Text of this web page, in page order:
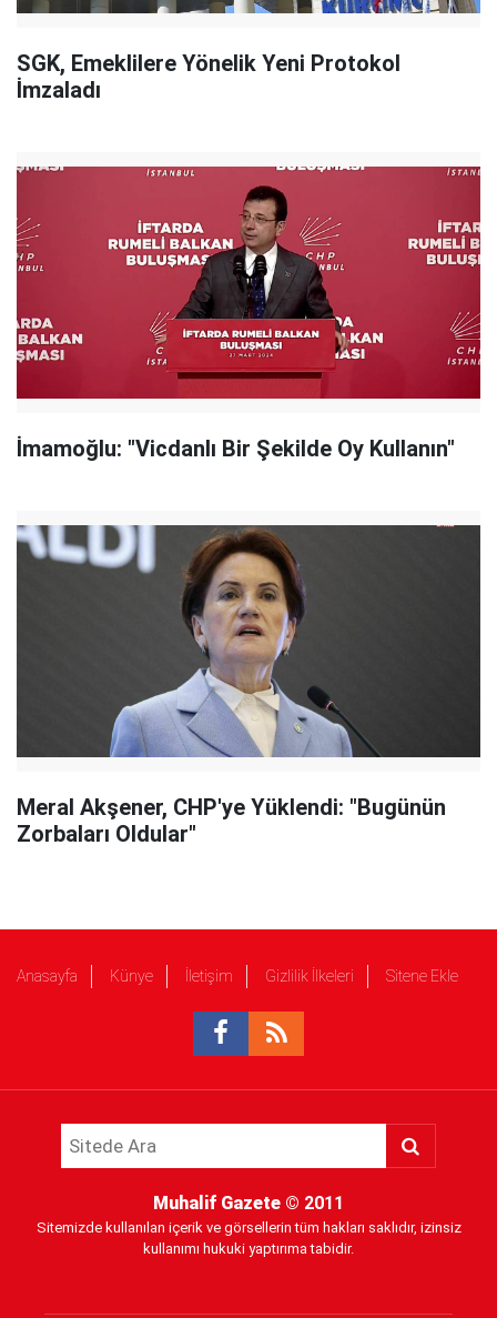
SGK, Emeklilere Yönelik Yeni Protokol
İmzaladı
İmamoğlu: "Vicdanlı Bir Şekilde Oy Kullanın"
Meral Akşener, CHP'ye Yüklendi: "Bugünün
Zorbaları Oldular"
Anasayfa Künye İletişim Gizlilik İlkeleri Sitene Ekle
Muhalif Gazete © 2011
Sitemizde kullanılan içerik ve görsellerin tüm hakları saklıdır, izinsiz
kullanımı hukuki yaptırıma tabidir.